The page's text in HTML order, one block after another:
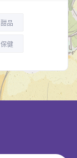
甜品
保健